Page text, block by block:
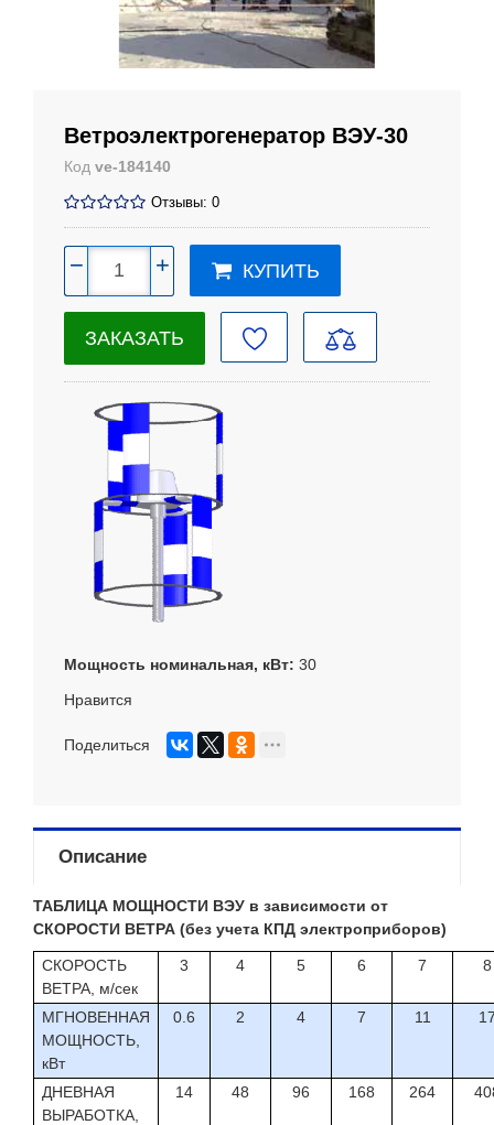
Ветроэлектрогенератор ВЭУ-30
Код ve-184140
Отзывы: 0
− + КУПИТЬ
ЗАКАЗАТЬ
Мощность номинальная, кВт 30
Нравится
Поделиться
Описание
ТАБЛИЦА МОЩНОСТИ ВЭУ в зависимости от
СКОРОСТИ ВЕТРА (без учета КПД электроприборов)
СКОРОСТЬ
ВЕТРА, м/сек
3 4 5 6 7 8
МГНОВЕННАЯ
МОЩНОСТЬ,
кВт
0.6 2 4 7 11
ДНЕВНАЯ
ВЫРАБОТКА,
14 48 96 168 264